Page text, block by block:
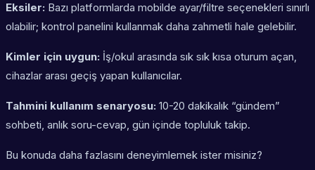
Eksiler: Bazı platformlarda mobilde ayar/filtre seçenekleri sınırlı
olabilir; kontrol panelini kullanmak daha zahmetli hale gelebilir.
Kimler için uygun: İş/okul arasında sık sık kısa oturum açan,
cihazlar arası geçiş yapan kullanıcılar.
Tahmini kullanım senaryosu: 10-20 dakikalık “gündem”
sohbeti, anlık soru-cevap, gün içinde topluluk takip.
Bu konuda daha fazlasını deneyimlemek ister misiniz?